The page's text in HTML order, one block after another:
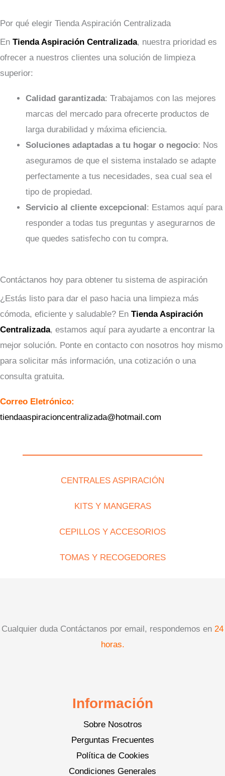
Por qué elegir Tienda Aspiración Centralizada
En Tienda Aspiración Centralizada, nuestra prioridad es
ofrecer a nuestros clientes una solución de limpieza
superior:
Calidad garantizada: Trabajamos con las mejores
marcas del mercado para ofrecerte productos de
larga durabilidad y máxima eficiencia.
Soluciones adaptadas a tu hogar o negocio: Nos
aseguramos de que el sistema instalado se adapte
perfectamente a tus necesidades, sea cual sea el
tipo de propiedad.
Servicio al cliente excepcional : Estamos aquí para
responder a todas tus preguntas y asegurarnos de
que quedes satisfecho con tu compra.
Contáctanos hoy para obtener tu sistema de aspiración
¿Estás listo para dar el paso hacia una limpieza más
cómoda, eficiente y saludable? En Tienda Aspiración
Centralizada, estamos aquí para ayudarte a encontrar la
mejor solución. Ponte en contacto con nosotros hoy mismo
para solicitar más información, una cotización o una
consulta gratuita.
Correo Eletrónico:
tiendaaspiracioncentralizada@hotmail.com
CENTRALES ASPIRACIÓN
KITS Y MANGERAS
CEPILLOS Y ACCESORIOS
TOMAS Y RECOGEDORES
Cualquier duda Contáctanos por email, respondemos en 24
horas.
Información
Sobre Nosotros
Perguntas Frecuentes
Política de Cookies
Condiciones Generales